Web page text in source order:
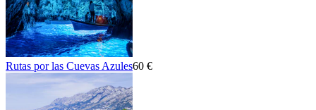
Rutas por las Cuevas Azules60 €